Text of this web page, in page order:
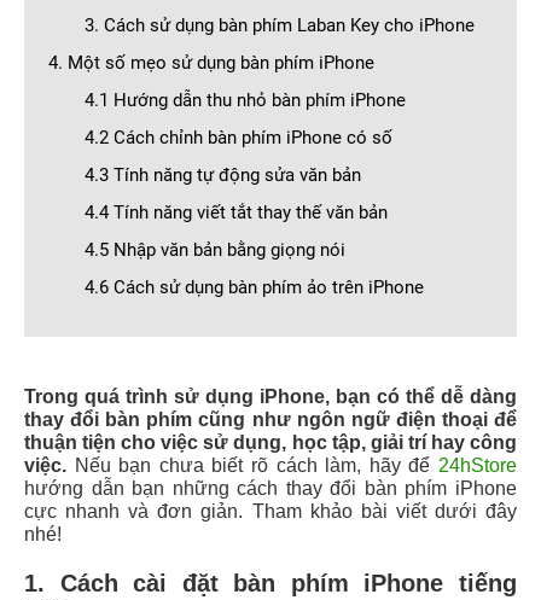
3. Cách sử dụng bàn phím Laban Key cho iPhone
4. Một số mẹo sử dụng bàn phím iPhone
4.1 Hướng dẫn thu nhỏ bàn phím iPhone
4.2 Cách chỉnh bàn phím iPhone có số
4.3 Tính năng tự động sửa văn bản
4.4 Tính năng viết tắt thay thế văn bản
4.5 Nhập văn bản bằng giọng nói
4.6 Cách sử dụng bàn phím ảo trên iPhone
Trong quá trình sử dụng iPhone, bạn có thể dễ dàng
thay đổi bàn phím cũng như ngôn ngữ điện thoại để
thuận tiện cho việc sử dụng, học tập, giải trí hay công
việc. Nếu bạn chưa biết rõ cách làm, hãy để 24hStore
hướng dẫn bạn những cách thay đổi bàn phím iPhone
cực nhanh và đơn giản. Tham khảo bài viết dưới đây
nhé!
1. Cách cài đặt bàn phím iPhone tiếng